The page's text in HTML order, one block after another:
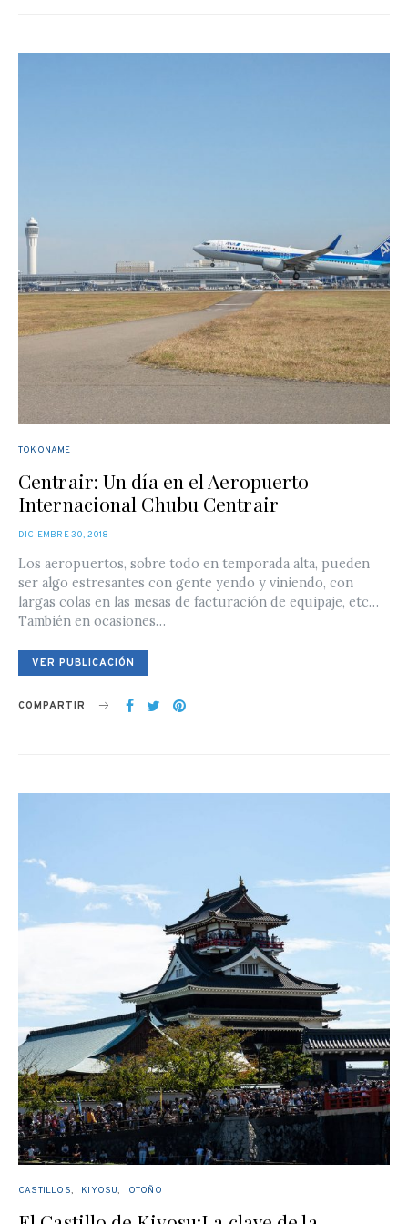
TOKONAME
Centrair: Un día en el Aeropuerto
Internacional Chubu Centrair
POSTED
DICIEMBRE 30, 2018
Los aeropuertos, sobre todo en temporada alta, pueden
ser algo estresantes con gente yendo y viniendo, con
largas colas en las mesas de facturación de equipaje, etc…
También en ocasiones…
VER PUBLICACIÓN
COMPARTIR
CASTILLOS KIYOSU OTOÑO